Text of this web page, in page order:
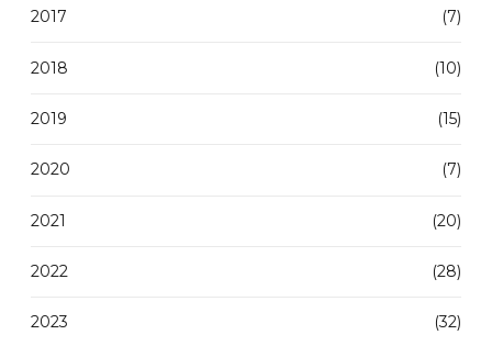
2017 (7)
2018 (10)
2019 (15)
2020 (7)
2021 (20)
2022 (28)
2023 (32)